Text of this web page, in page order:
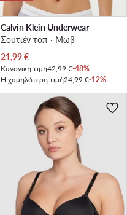
Calvin Klein Underwear
Σουτιέν τοπ · Μωβ
Τρέχουσα τιμή
21,99€
Κανονική τιμή42,99 €-48%
Η χαμηλότερη τιμή24,99 €-12%